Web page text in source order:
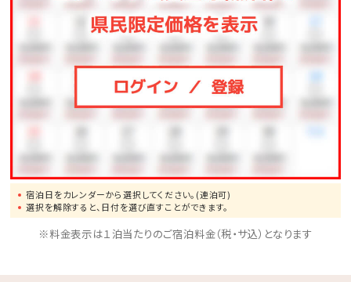
宿泊日をカレンダーから選択してください。(連泊可)
選択を解除すると、日付を選び直すことができます。
※料金表示は１泊当たりのご宿泊料金（税・サ込）となります